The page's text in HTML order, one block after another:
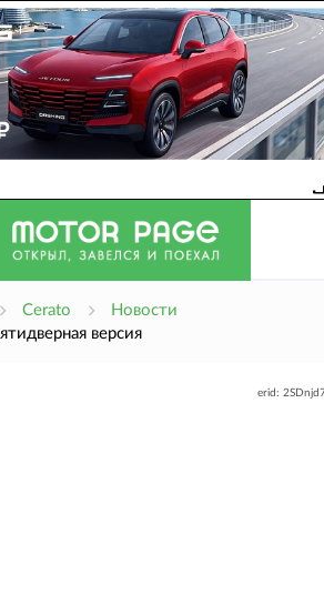
Cerato
Новости
версия
erid: